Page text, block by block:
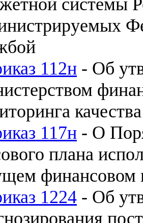
112н - Об
117н - О
плана
финансовом
1224 - Об